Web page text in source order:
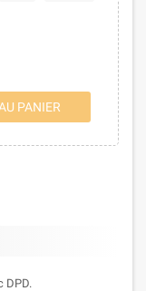
PANIER
DPD.